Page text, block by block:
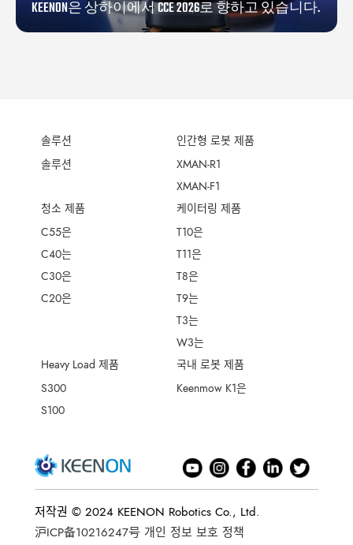
KEENON은 상하이에서 CCE 2026로 향하고 있습니다.
솔루션
솔루션
인간형 로봇 제품
XMAN-R1
XMAN-F1
청소 제품
C55은
C40는
C30은
C20은
케이터링 제품
T10은
T11은
T8은
T9는
T3는
W3는
Heavy Load 제품
S300
S100
국내 로봇 제품
Keenmow K1은
저작권 © 2024 KEENON Robotics Co., Ltd.
沪ICP备10216247号 개인 정보 보호 정책